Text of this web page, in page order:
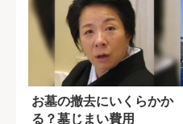
お墓の撤去にいくらかか
る？墓じまい費用